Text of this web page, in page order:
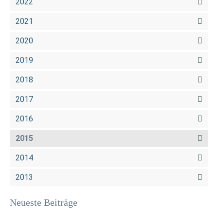
2022
2021
2020
2019
2018
2017
2016
2015
2014
2013
Neueste Beiträge